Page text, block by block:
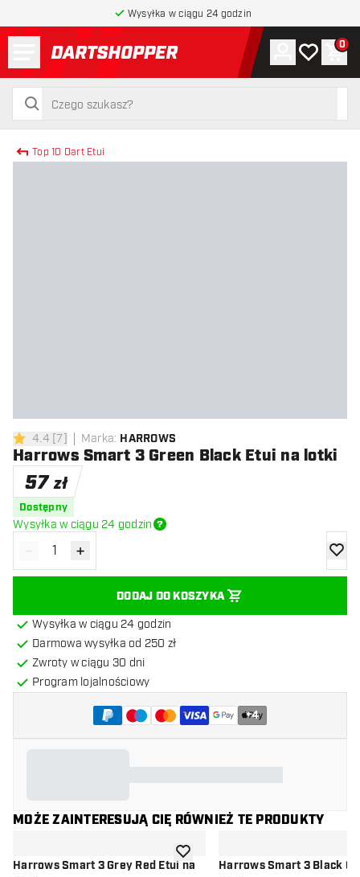
Wysyłka w ciągu 24 godzin
powrót do strony głównej
szukaj
szukaj
Konto
Moja lista
0
Top 10 Dart Etui
4.4 gwiazdki oceny
4.4 [7] Marka: HARROWS
Harrows Smart 3 Green Black Etui na lotki
57 zł
Dostępny
Wysyłka w ciągu 24 godzin
Zmniejsz ilość
- Zwiększ ilość
+
DODAJ DO KOSZYKA
Wysyłka w ciągu 24 godzin
Darmowa wysyłka od 250 zł
Zwroty w ciągu 30 dni
Program lojalnościowy
+4
MOŻE ZAINTERESUJĄ CIĘ RÓWNIEŻ TE PRODUKTY
Harrows Smart 3 Grey Red Etui na
dodaj do listy życzeń
Harrows Smart 3 Black Grey Etui na